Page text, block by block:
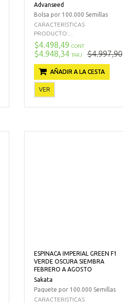
Advanseed
Bolsa por 100.000 Semillas
CARACTERISTICAS
PRODUCTO:...
$4.498,49 CONT
$4.948,34 TARJ $4.997,90
AÑADIR A LA CESTA
VER
ESPINACA IMPERIAL GREEN F1
VERDE OSCURA SIEMBRA
FEBRERO A AGOSTO
Sakata
Paquete por 100.000 Semillas
CARACTERISTICAS